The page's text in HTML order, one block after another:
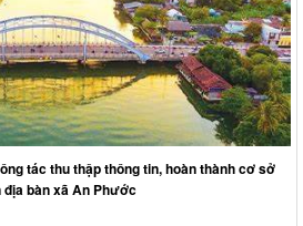
tác thu thập thông tin, hoàn thành cơ sở
bàn xã An Phước